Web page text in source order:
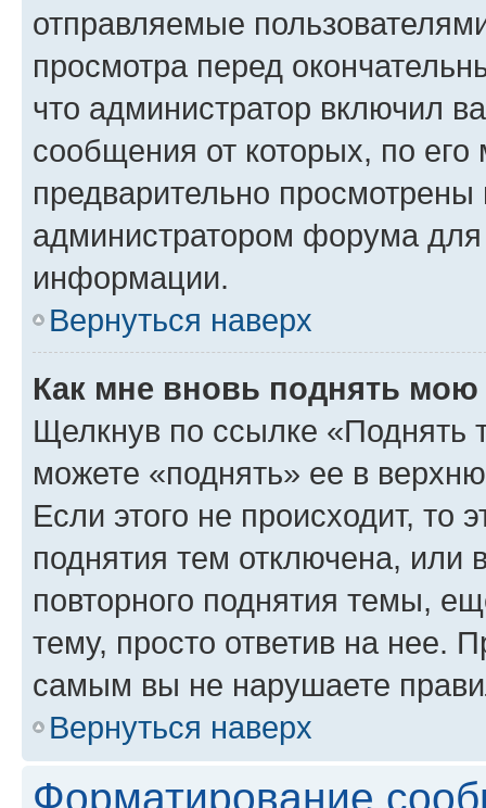
отправляемые
просмотра перед
что администратор включил
сообщения от которых, по
предварительно
администратором форума
информации.
Вернуться наверх
Как мне вновь поднять мою
Щелкнув по ссылке «Поднять
можете «поднять» ее в
Если этого не происходит, то
поднятия тем отключена, или
повторного поднятия темы,
тему, просто ответив на нее.
самым вы не нарушаете
Вернуться наверх
Форматирование